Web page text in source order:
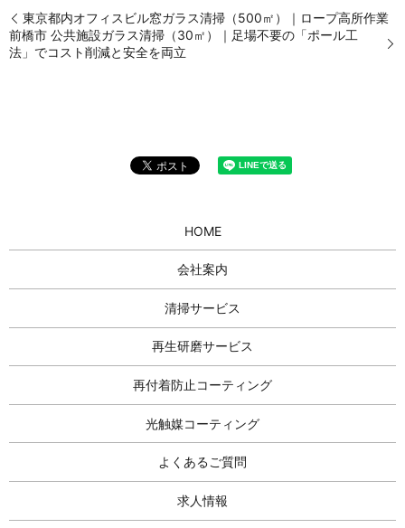
東京都内オフィスビル窓ガラス清掃（500㎡）｜ロープ高所作業
前橋市 公共施設ガラス清掃（30㎡）｜足場不要の「ポール工
法」でコスト削減と安全を両立
HOME
会社案内
清掃サービス
再生研磨サービス
再付着防止コーティング
光触媒コーティング
よくあるご質問
求人情報